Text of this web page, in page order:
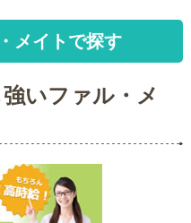
メイトで探す
いファル・メ